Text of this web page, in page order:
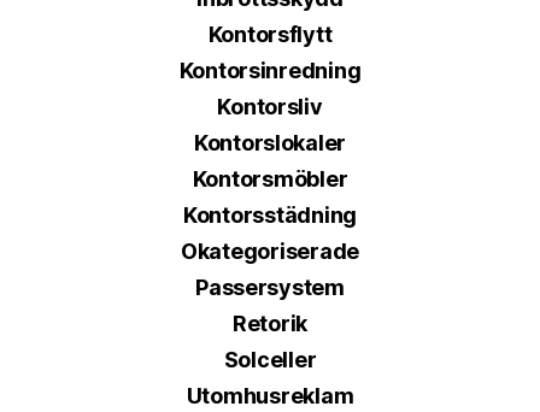
Kontorsflytt
Kontorsinredning
Kontorsliv
Kontorslokaler
Kontorsmöbler
Kontorsstädning
Okategoriserade
Passersystem
Retorik
Solceller
Utomhusreklam